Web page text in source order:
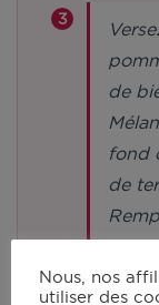
de
fond
de
tiers.
Nous, nos
utiliser des